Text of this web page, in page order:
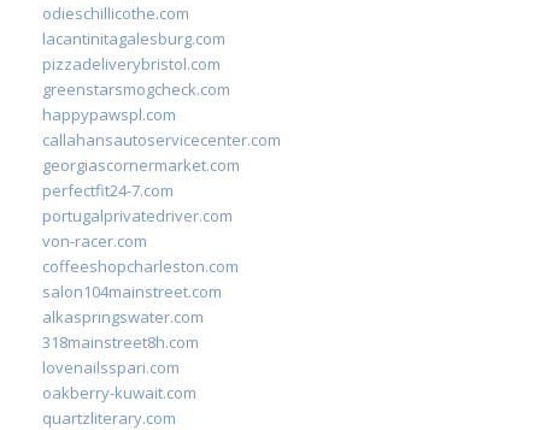
odieschillicothe.com
lacantinitagalesburg.com
pizzadeliverybristol.com
greenstarsmogcheck.com
happypawspl.com
callahansautoservicecenter.com
georgiascornermarket.com
perfectfit24-7.com
portugalprivatedriver.com
von-racer.com
coffeeshopcharleston.com
salon104mainstreet.com
alkaspringswater.com
318mainstreet8h.com
lovenailsspari.com
oakberry-kuwait.com
quartzliterary.com